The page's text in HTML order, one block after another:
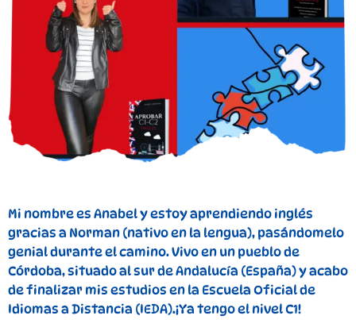
Mi nombre es Anabel y estoy aprendiendo inglés
gracias a Norman (nativo en la lengua), pasándomelo
genial durante el camino. Vivo en un pueblo de
Córdoba, situado al sur de Andalucía (España) y acabo
de finalizar mis estudios en la Escuela Oficial de
Idiomas a Distancia (IEDA).¡Ya tengo el nivel C1!